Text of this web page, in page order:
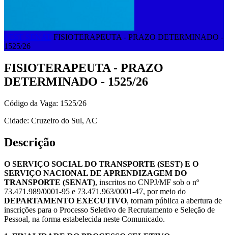
SEST SENAT FISIOTERAPEUTA - PRAZO DETERMINADO -
1525/26
FISIOTERAPEUTA - PRAZO
DETERMINADO - 1525/26
Código da Vaga: 1525/26
Cidade: Cruzeiro do Sul, AC
Descrição
O SERVIÇO SOCIAL DO TRANSPORTE (SEST) E O
SERVIÇO NACIONAL DE APRENDIZAGEM DO
TRANSPORTE (SENAT), inscritos no CNPJ/MF sob o nº
73.471.989/0001-95 e 73.471.963/0001-47, por meio do
DEPARTAMENTO EXECUTIVO, tornam pública a abertura de
inscrições para o Processo Seletivo de Recrutamento e Seleção de
Pessoal, na forma estabelecida neste Comunicado.